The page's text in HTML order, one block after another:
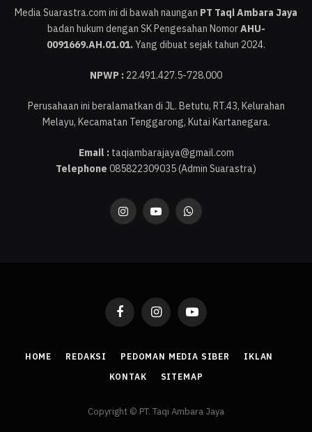
Media Suarastra.com ini di bawah naungan PT Taqi Ambara Jaya
badan hukum dengan SK Pengesahan NomorAHU-
0091669.AH.01.01.Yang dibuat sejak tahun 2024.
NPWP : 22.491.427.5-728.000
Perusahaan ini beralamatkan di JL. Betutu, RT.43, Kelurahan
Melayu, Kecamatan Tenggarong, Kutai Kartanegara.
Email :taqiambarajaya@gmail.com
Telephone 085822309035 (Admin Suarastra)
InstagramYouTubeWhatsApp
FacebookInstagramYouTube
HOME REDAKSI PEDOMAN MEDIA SIBER
IKLAN
KONTAK
SITEMAP
Copyright © PT. Taqi Ambara Jaya